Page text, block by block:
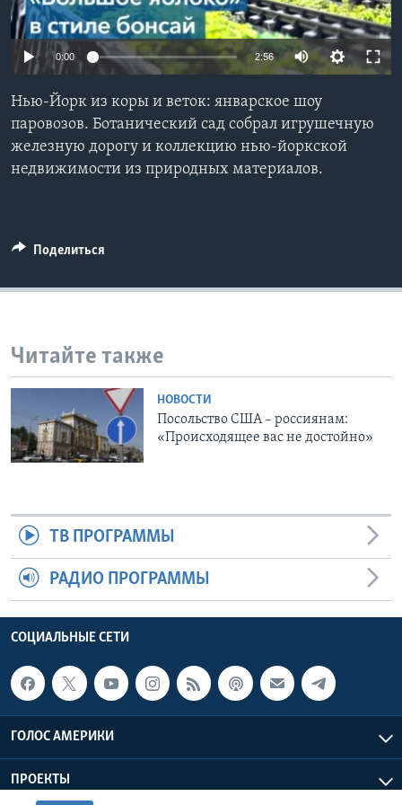
Learning English
Языки
0:00 2:56
Нью-Йорк из коры и веток: январское шоу
паровозов. Ботанический сад собрал игрушечную
железную дорогу и коллекцию нью-йоркской
недвижимости из природных материалов.
Поделиться
Читайте также
НОВОСТИ
Посольство США – россиянам:
«Происходящее вас не достойно»
ТВ ПРОГРАММЫ
РАДИО ПРОГРАММЫ
СОЦИАЛЬНЫЕ СЕТИ
ГОЛОС АМЕРИКИ
ПРОЕКТЫ